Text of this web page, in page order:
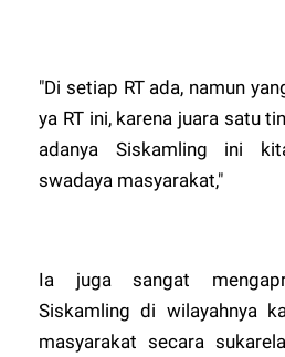
"Di setiap RT ada, namun
ya RT ini, karena juara satu
adanya Siskamling ini
swadaya masyarakat,"
Ia juga sangat
Siskamling di wilayahnya
masyarakat secara